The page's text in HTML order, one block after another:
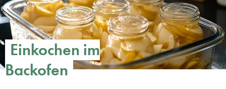
Einkochen im
Backofen